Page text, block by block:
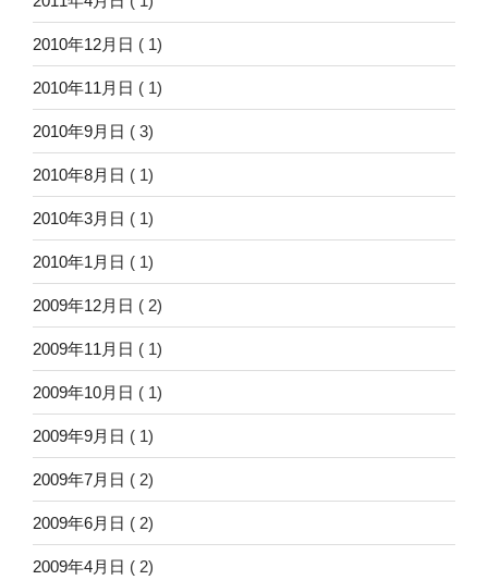
2010年12月日 ( 1)
2010年11月日 ( 1)
2010年9月日 ( 3)
2010年8月日 ( 1)
2010年3月日 ( 1)
2010年1月日 ( 1)
2009年12月日 ( 2)
2009年11月日 ( 1)
2009年10月日 ( 1)
2009年9月日 ( 1)
2009年7月日 ( 2)
2009年6月日 ( 2)
2009年4月日 ( 2)